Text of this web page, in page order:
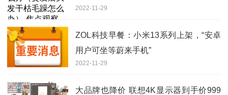
2022-11-29
ZOL科技早餐：小米13系列上架，“安卓
用户可坐等蔚来手机”
2022-11-29
大品牌也降价 联想4K显示器到手价999